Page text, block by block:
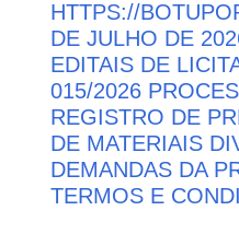
HTTPS://
DE JULHO DE
EDITAIS DE
015/2026
REGISTRO DE
DE MATERIAIS
DEMANDAS DA
TERMOS E